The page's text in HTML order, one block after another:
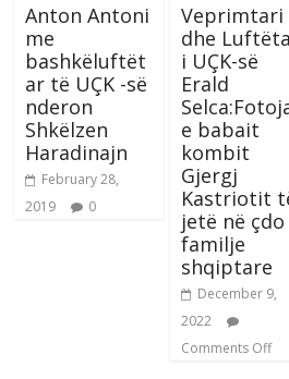
Anton Antoni
me
bashkëluftët
ar të UÇK -së
nderon
Shkëlzen
Haradinajn
February 28,
2019
0
Veprimtari
dhe
i UÇK-së
Erald
e babait
kombit
Gjergj
Kastriotit
jetë në çdo
familje
shqiptare
December 9,
2022
Comments Off